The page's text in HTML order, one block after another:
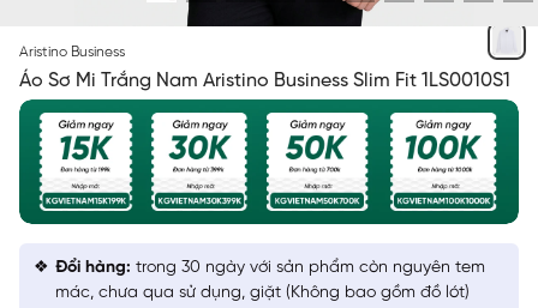
Aristino Business
Áo Sơ Mi Trắng Nam Aristino Business Slim Fit 1LS0010S1
Đổi hàng: trong 30 ngày với sản phẩm còn nguyên tem
mác, chưa qua sử dụng, giặt (Không bao gồm đồ lót)